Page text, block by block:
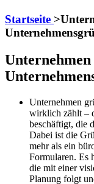
Startseite >
Unternehmen
wirklich zählt –
beschäftigt, die
Dabei ist die
mehr als ein
Formularen. Es
die mit einer
Planung folgt